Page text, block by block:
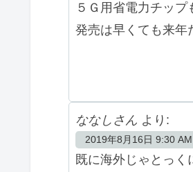
５Ｇ用省電力チップ
発売は早くても来年
ななしさん より:
2019年8月16日 9:30 AM
既に海外じゃとっく